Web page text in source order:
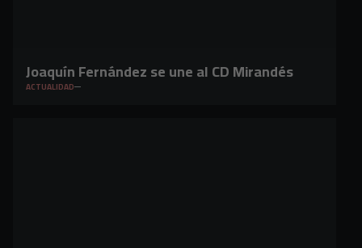
Joaquín Fernández se une al CD Mirandés
ACTUALIDAD